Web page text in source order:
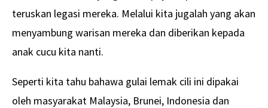
teruskan legasi mereka. Melalui kita jugalah yang akan
menyambung warisan mereka dan diberikan kepada
anak cucu kita nanti.
Seperti kita tahu bahawa gulai lemak cili ini dipakai
oleh masyarakat Malaysia, Brunei, Indonesia dan